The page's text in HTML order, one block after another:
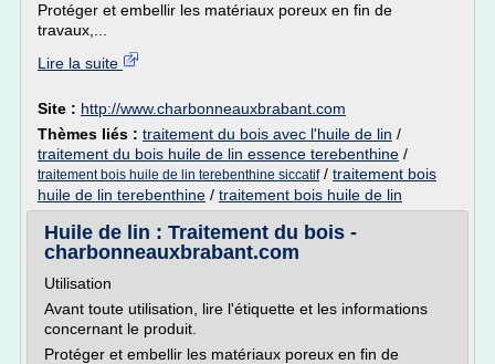
Protéger et embellir les matériaux poreux en fin de
travaux,...
Lire la suite
Site : http://www.charbonneauxbrabant.com
Thèmes liés : traitement du bois avec l'huile de lin /
traitement du bois huile de lin essence terebenthine /
traitement bois huile de lin terebenthine siccatif/ traitement bois
huile de lin terebenthine / traitement bois huile de lin
Huile de lin : Traitement du bois -
charbonneauxbrabant.com
Utilisation
Avant toute utilisation, lire l'étiquette et les informations
concernant le produit.
Protéger et embellir les matériaux poreux en fin de